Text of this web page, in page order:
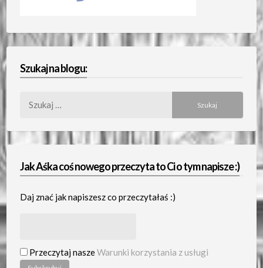
Szukaj na blogu:
Jak Aśka coś nowego przeczyta to Ci o tym napisze :)
Daj znać jak napiszesz co przeczytałaś :)
Przeczytaj naszeWarunki korzystania z usługi